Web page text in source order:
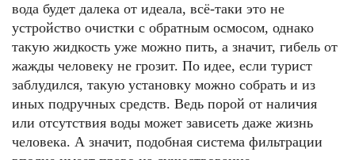
вода будет далека от идеала, всё-таки это не
устройство очистки с обратным осмосом, однако
такую жидкость уже можно пить, а значит, гибель от
жажды человеку не грозит. По идее, если турист
заблудился, такую установку можно собрать и из
иных подручных средств. Ведь порой от наличия
или отсутствия воды может зависеть даже жизнь
человека. А значит, подобная система фильтрации